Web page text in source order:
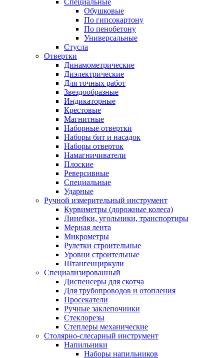
Специальные
Обушковые
По гипсокартону
По пенобетону
Универсальные
Стусла
Отвертки
Динамометрические
Диэлектрические
Для точных работ
Звездообразные
Индикаторные
Крестовые
Магнитные
Наборные отвертки
Наборы бит и насадок
Наборы отверток
Намагничиватели
Плоские
Реверсивные
Специальные
Ударные
Ручной измерительный инструмент
Курвиметры (дорожные колеса)
Линейки, угольники, транспортиры
Мерная лента
Микрометры
Рулетки строительные
Уровни строительные
Штангенциркули
Специализированный
Диспенсеры для скотча
Для трубопроводов и отопления
Просекатели
Ручные заклепочники
Стеклорезы
Степлеры механические
Столярно-слесарный инструмент
Напильники
Наборы напильников